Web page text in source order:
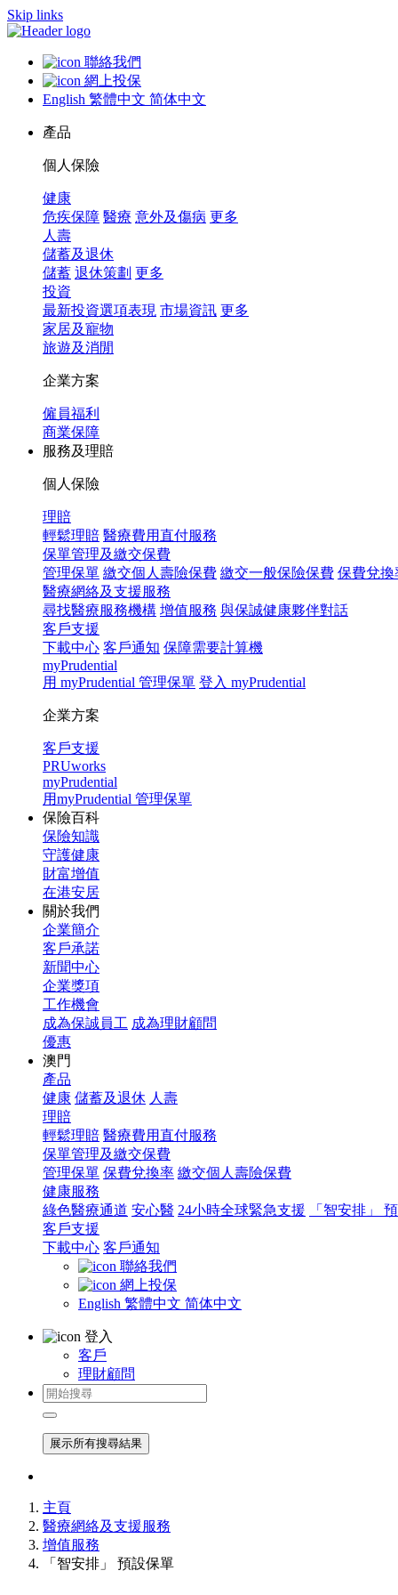
Skip links
聯絡我們
網上投保
English 繁體中文 简体中文
產品
個人保險
健康
危疾保障 醫療 意外及傷病 更多
人壽
儲蓄及退休
儲蓄 退休策劃 更多
投資
最新投資選項表現 市場資訊 更多
家居及寵物
旅遊及消閒
企業方案
僱員福利
商業保障
服務及理賠
個人保險
理賠
輕鬆理賠 醫療費用直付服務
保單管理及繳交保費
管理保單 繳交個人壽險保費 繳交一般保險保費 保費兌換
醫療網絡及支援服務
尋找醫療服務機構 增值服務 與保誠健康夥伴對話
客戶支援
下載中心 客戶通知 保障需要計算機
myPrudential
用 myPrudential 管理保單 登入 myPrudential
企業方案
客戶支援
PRUworks
myPrudential
用myPrudential 管理保單
保險百科
保險知識
守護健康
財富增值
在港安居
關於我們
企業簡介
客戶承諾
新聞中心
企業獎項
工作機會
成為保誠員工 成為理財顧問
優惠
澳門
產品
健康 儲蓄及退休 人壽
理賠
輕鬆理賠 醫療費用直付服務
保單管理及繳交保費
管理保單 保費兌換率 繳交個人壽險保費
健康服務
綠色醫療通道 安心醫 24小時全球緊急支援
「智安排」
客戶支援
下載中心 客戶通知
聯絡我們
網上投保
English 繁體中文 简体中文
登入
客戶
理財顧問
展示所有搜尋結果
主頁
醫療網絡及支援服務
增值服務
「智安排」 預設保單